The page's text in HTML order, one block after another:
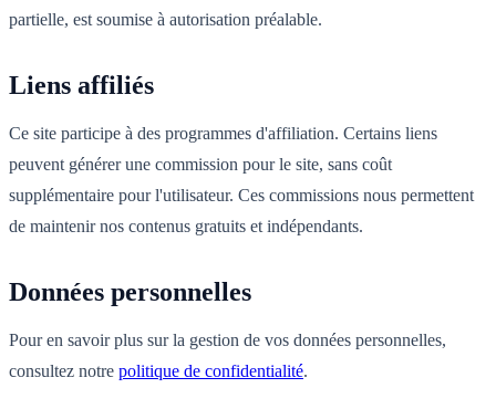
partielle, est soumise à autorisation préalable.
Liens affiliés
Ce site participe à des programmes d'affiliation. Certains liens
peuvent générer une commission pour le site, sans coût
supplémentaire pour l'utilisateur. Ces commissions nous permettent
de maintenir nos contenus gratuits et indépendants.
Données personnelles
Pour en savoir plus sur la gestion de vos données personnelles,
consultez notre politique de confidentialité.